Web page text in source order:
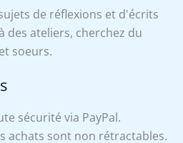
de réflexions et d'écrits
des ateliers, cherchez du
soeurs.
sécurité via PayPal.
achats sont non rétractables.